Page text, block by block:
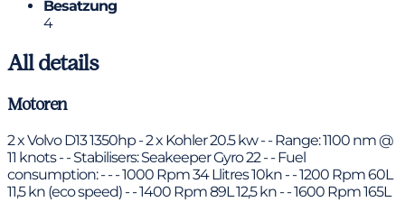
Besatzung
4
All details
Motoren
2 x Volvo D13 1350hp - 2 x Kohler 20.5 kw - - Range: 1100 nm @
11 knots - - Stabilisers: Seakeeper Gyro 22 - - Fuel
consumption: - - - 1000 Rpm 34 Llitres 10kn - - 1200 Rpm 60L
11,5 kn (eco speed) - - 1400 Rpm 89L 12,5 kn - - 1600 Rpm 165L